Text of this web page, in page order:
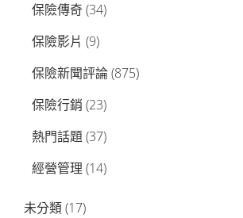
保險傳奇(34)
保險影片 (9)
保險新聞評論(875)
保險行銷 (23)
熱門話題(37)
經營管理 (14)
未分類(17)